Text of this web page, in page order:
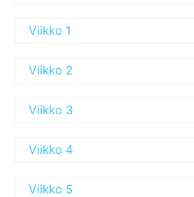
Viikko 1
Viikko 2
Viikko 3
Viikko 4
Viikko 5